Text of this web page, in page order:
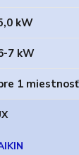
kW
7 kW
1 miestnosť